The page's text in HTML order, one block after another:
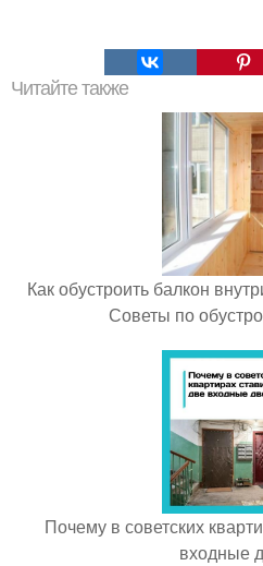
Читайте также
Как обустроить балкон
Советы по
Почему в советских
входные